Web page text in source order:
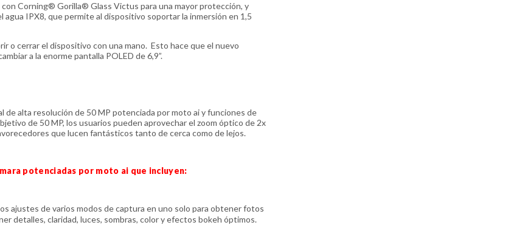
Corning® Gorilla® Glass Victus para una mayor protección, y
IPX8, que permite al dispositivo soportar la inmersión en 1,5
o cerrar el dispositivo con una mano. Esto hace que el nuevo
a la enorme pantalla POLED de 6,9”.
de alta resolución de 50 MP potenciada por moto ai y funciones de
de 50 MP, los usuarios pueden aprovechar el zoom óptico de 2x
que lucen fantásticos tanto de cerca como de lejos.
potenciadas por moto ai que incluyen:
ajustes de varios modos de captura en uno solo para obtener fotos
detalles, claridad, luces, sombras, color y efectos bokeh óptimos.